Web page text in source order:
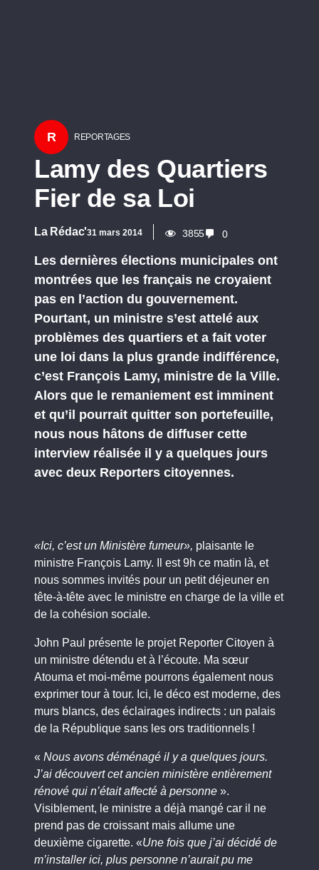
R REPORTAGES
Lamy des Quartiers
Fier de sa Loi
La Rédac'31 mars 2014 3855 0
Les dernières élections municipales ont
montrées que les français ne croyaient
pas en l’action du gouvernement.
Pourtant, un ministre s’est attelé aux
problèmes des quartiers et a fait voter
une loi dans la plus grande indifférence,
c’est François Lamy, ministre de la Ville.
Alors que le remaniement est imminent
et qu’il pourrait quitter son portefeuille,
nous nous hâtons de diffuser cette
interview réalisée il y a quelques jours
avec deux Reporters citoyennes.
«Ici, c’est un Ministère fumeur», plaisante le
ministre François Lamy. Il est 9h ce matin là, et
nous sommes invités pour un petit déjeuner en
tête-à-tête avec le ministre en charge de la ville et
de la cohésion sociale.
John Paul présente le projet Reporter Citoyen à
un ministre détendu et à l’écoute. Ma sœur
Atouma et moi-même pourrons également nous
exprimer tour à tour. Ici, le déco est moderne, des
murs blancs, des éclairages indirects : un palais
de la République sans les ors traditionnels !
« Nous avons déménagé il y a quelques jours.
J’ai découvert cet ancien ministère entièrement
rénové qui n’était affecté à personne ».
Visiblement, le ministre a déjà mangé car il ne
prend pas de croissant mais allume une
deuxième cigarette. «Une fois que j’ai décidé de
m’installer ici, plus personne n’aurait pu me